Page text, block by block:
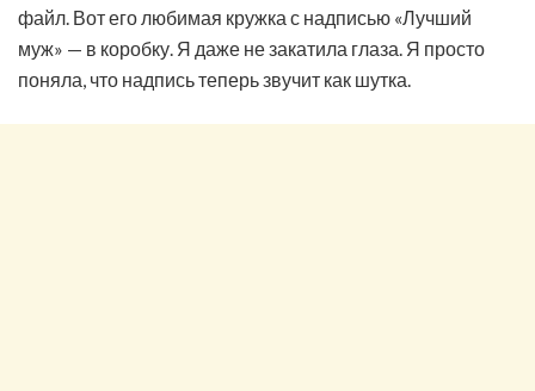
файл. Вот его любимая кружка с надписью «Лучший
муж» — в коробку. Я даже не закатила глаза. Я просто
поняла, что надпись теперь звучит как шутка.